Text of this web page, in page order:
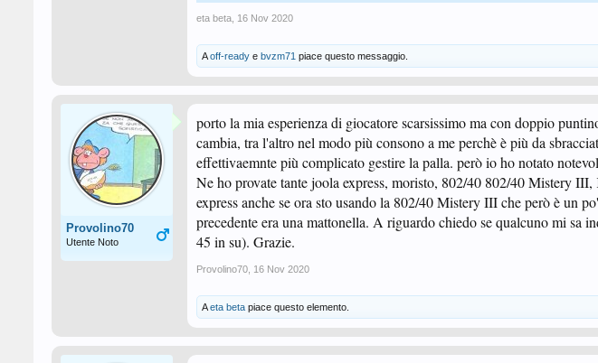
eta beta 16 Nov 2020
Aoff-ready e bvzm71 piace questo messaggio.
Provolino70
Utente Noto
porto la mia esperienza di giocatore scarsissimo ma con doppio
cambia, tra l'altro nel modo più consono a me perchè è più da
effettivaemnte più complicato gestire la palla. però io ho notato
Ne ho provate tante joola express, moristo, 802/40 802/40 Mistery
express anche se ora sto usando la 802/40 Mistery III che però è un
precedente era una mattonella. A riguardo chiedo se qualcuno mi sa
45 in su). Grazie.
Provolino70 16 Nov 2020
Aeta beta piace questo elemento.